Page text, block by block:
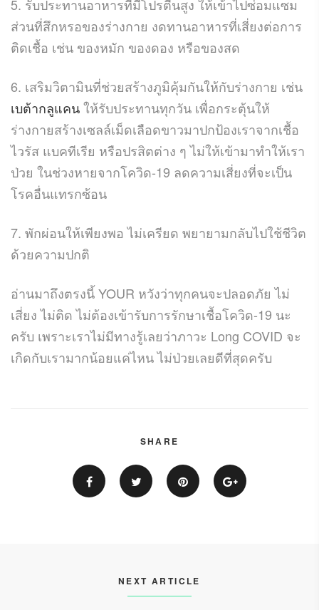
5. รับประทานอาหารที่มีโปรตีนสูง ให้เข้าไปซ่อมแซม
ส่วนที่สึกหรอของร่างกาย งดทานอาหารที่เสี่ยงต่อการ
ติดเชื้อ เช่น ของหมัก ของดอง หรือของสด
6. เสริมวิตามินที่ช่วยสร้างภูมิคุ้มกันให้กับร่างกาย เช่น
เบต้ากลูแคนให้รับประทานทุกวัน เพื่อกระตุ้นให้
ร่างกายสร้างเซลล์เม็ดเลือดขาวมาปกป้องเราจากเชื้อ
ไวรัส แบคทีเรีย หรือปรสิตต่าง ๆ ไม่ให้เข้ามาทำให้เรา
ป่วย ในช่วงหายจากโควิด-19 ลดความเสี่ยงที่จะเป็น
โรคอื่นแทรกซ้อน
7. พักผ่อนให้เพียงพอ ไม่เครียด พยายามกลับไปใช้ชีวิต
ด้วยความปกติ
อ่านมาถึงตรงนี้ YOUR หวังว่าทุกคนจะปลอดภัย ไม่
เสี่ยง ไม่ติด ไม่ต้องเข้ารับการรักษาเชื้อโควิด-19 นะ
ครับ เพราะเราไม่มีทางรู้เลยว่าภาวะ Long COVID จะ
เกิดกับเรามากน้อยแค่ไหน ไม่ป่วยเลยดีที่สุดครับ
SHARE
NEXT ARTICLE